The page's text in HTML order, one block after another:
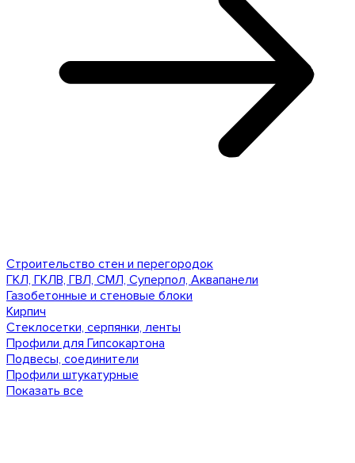
Строительство стен и перегородок
ГКЛ, ГКЛВ, ГВЛ, СМЛ, Суперпол, Аквапанели
Газобетонные и стеновые блоки
Кирпич
Стеклосетки, серпянки, ленты
Профили для Гипсокартона
Подвесы, соединители
Профили штукатурные
Показать все